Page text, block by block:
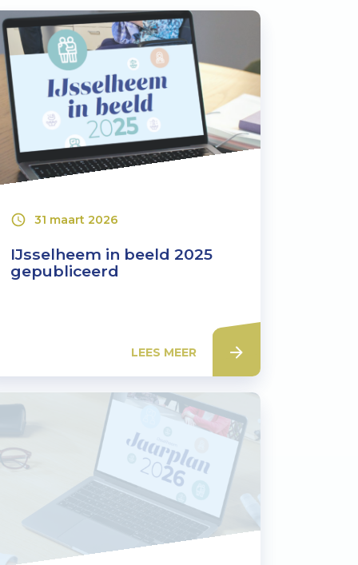
IJsselheem in beeld 2025
gepubliceerd
31 maart 2026
LEES MEER